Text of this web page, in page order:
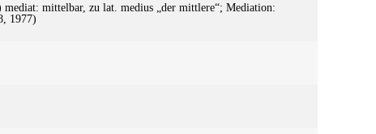
mittelbar, zu lat. medius „der mittlere“; Mediation:
1977)